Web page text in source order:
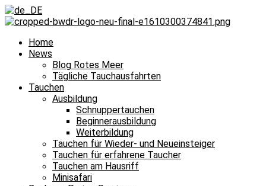
Home
News
Blog Rotes Meer
Tägliche Tauchausfahrten
Tauchen
Ausbildung
Schnuppertauchen
Beginnerausbildung
Weiterbildung
Tauchen für Wieder- und Neueinsteiger
Tauchen für erfahrene Taucher
Tauchen am Hausriff
Minisafari